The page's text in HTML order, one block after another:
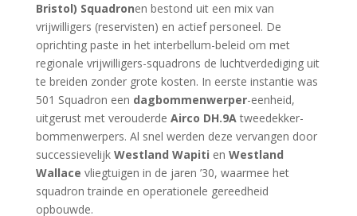
Bristol) Squadronen bestond uit een mix van
vrijwilligers (reservisten) en actief personeel. De
oprichting paste in het interbellum-beleid om met
regionale vrijwilligers-squadrons de luchtverdediging uit
te breiden zonder grote kosten. In eerste instantie was
501 Squadron een dagbommenwerper-eenheid,
uitgerust met verouderde Airco DH.9Atweedekker-
bommenwerpers. Al snel werden deze vervangen door
successievelijk Westland Wapiti en Westland
Wallace vliegtuigen in de jaren ’30, waarmee het
squadron trainde en operationele gereedheid
opbouwde.